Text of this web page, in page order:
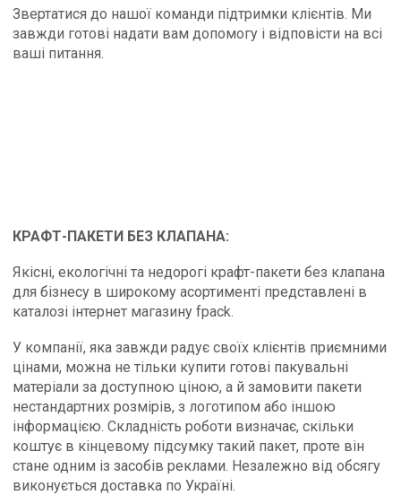
Звертатися до нашої команди підтримки клієнтів. Ми
завжди готові надати вам допомогу і відповісти на всі
ваші питання.
КРАФТ-ПАКЕТИ БЕЗ КЛАПАНА:
Якісні, екологічні та недорогі крафт-пакети без клапана
для бізнесу в широкому асортименті представлені в
каталозі інтернет магазину fpack.
У компанії, яка завжди радує своїх клієнтів приємними
цінами, можна не тільки купити готові пакувальні
матеріали за доступною ціною, а й замовити пакети
нестандартних розмірів, з логотипом або іншою
інформацією. Складність роботи визначає, скільки
коштує в кінцевому підсумку такий пакет, проте він
стане одним із засобів реклами. Незалежно від обсягу
виконується доставка по Україні.